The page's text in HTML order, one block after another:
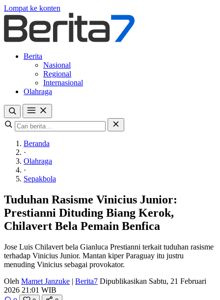
Lompat ke konten
Berita
Nasional
Regional
Internasional
Olahraga
Beranda
·
Olahraga
·
Sepakbola
Tuduhan Rasisme Vinicius Junior:
Prestianni Dituding Biang Kerok,
Chilavert Bela Pemain Benfica
Jose Luis Chilavert bela Gianluca Prestianni terkait tuduhan rasisme
terhadap Vinicius Junior. Mantan kiper Paraguay itu justru
menuding Vinicius sebagai provokator.
Oleh Mamet Janzuke | Berita7 Dipublikasikan Sabtu, 21 Februari
2026 21:01 WIB